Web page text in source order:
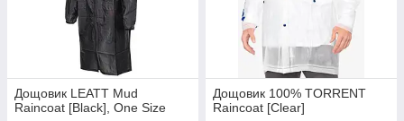
Дощовик LEATT Mud
Raincoat [Black], One Size
Дощовик 100% TORRENT
Raincoat [Clear]